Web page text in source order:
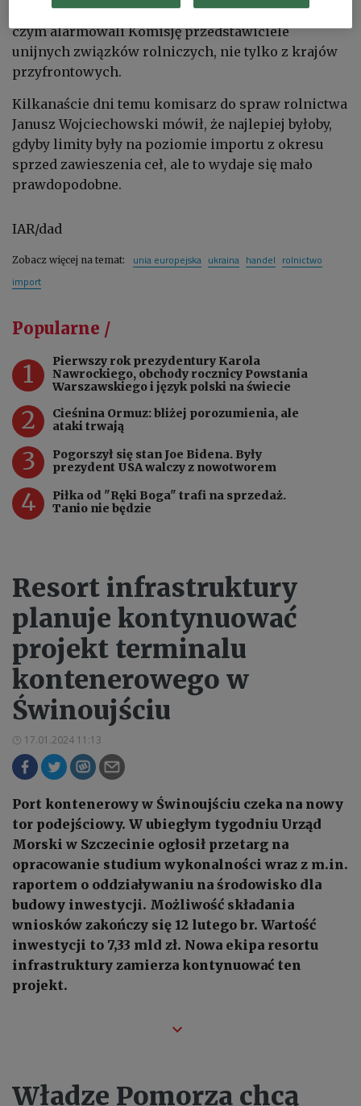
rok, kiedy znacząco wzrósł import z Ukrainy, o
czym alarmowali Komisję przedstawiciele
unijnych związków rolniczych, nie tylko z krajów
przyfrontowych.
Kilkanaście dni temu komisarz do spraw rolnictwa
Janusz Wojciechowski mówił, że najlepiej byłoby,
gdyby limity były na poziomie importu z okresu
sprzed zawieszenia ceł, ale to wydaje się mało
prawdopodobne.
IAR/dad
Zobacz więcej na temat: unia europejska ukraina handel rolnictwo
import
Popularne /
1
Pierwszy rok prezydentury Karola
Nawrockiego, obchody rocznicy Powstania
Warszawskiego i język polski na świecie
2
Cieśnina Ormuz: bliżej porozumienia, ale
ataki trwają
3
Pogorszył się stan Joe Bidena. Były
prezydent USA walczy z nowotworem
4
Piłka od "Ręki Boga" trafi na sprzedaż.
Tanio nie będzie
Resort infrastruktury
planuje kontynuować
projekt terminalu
kontenerowego w
Świnoujściu
17.01.2024 11:13
Port kontenerowy w Świnoujściu czeka na nowy
tor podejściowy. W ubiegłym tygodniu Urząd
Morski w Szczecinie ogłosił przetarg na
opracowanie studium wykonalności wraz z m.in.
raportem o oddziaływaniu na środowisko dla
budowy inwestycji. Możliwość składania
wniosków zakończy się 12 lutego br. Wartość
inwestycji to 7,33 mld zł. Nowa ekipa resortu
infrastruktury zamierza kontynuować ten
projekt.
Władze Pomorza chcą